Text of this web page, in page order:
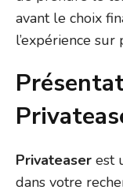
avant le choix
l’expérience sur
Privateaser est
dans votre